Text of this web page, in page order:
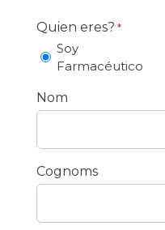
indica
camps
obligatoris
Quien eres? *
Soy
Farmacéutico
Nom
Cognoms